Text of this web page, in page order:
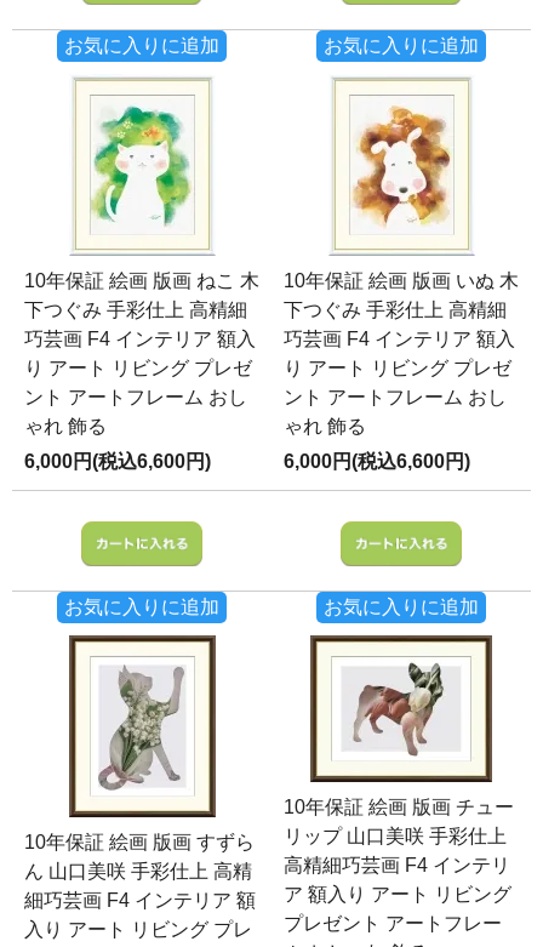
お気に入りに追加 お気に入りに追加
10年保証 絵画 版画 ねこ 木
下つぐみ 手彩仕上 高精細
巧芸画 F4 インテリア 額入
り アート リビング プレゼ
ント アートフレーム おし
ゃれ 飾る
6,000円(税込6,600円)
お気に入りに追加
10年保証 絵画 版画 いぬ 木
下つぐみ 手彩仕上 高精細
巧芸画 F4 インテリア 額入
り アート リビング プレゼ
ント アートフレーム おし
ゃれ 飾る
6,000円(税込6,600円)
お気に入りに追加
10年保証 絵画 版画 すずら
ん 山口美咲 手彩仕上 高精
細巧芸画 F4 インテリア 額
入り アート リビング プレ
10年保証 絵画 版画 チュー
リップ 山口美咲 手彩仕上
高精細巧芸画 F4 インテリ
ア 額入り アート リビング
プレゼント アートフレー